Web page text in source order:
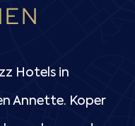
Hotels in
Annette. Koper